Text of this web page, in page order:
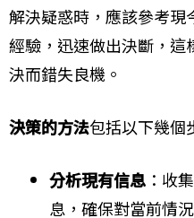
解決疑惑時，應該參考現
經驗，迅速做出決斷，這
決而錯失良機。
決策的方法包括以下幾個
分析現有信息 ：收
息，確保對當前情